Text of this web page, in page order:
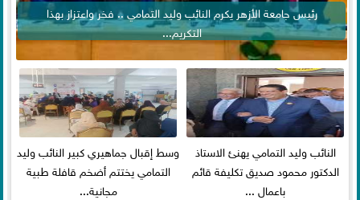
رئيس جامعة الأزهر يكرم النائب وليد التمامي .. فخر واعتزاز بهذا
التكريم...
النائب وليد التمامي يهنئ الاستاذ
الدكتور محمود صديق تكليفة قائم
باعمال ...
وسط إقبال جماهيري كبير النائب وليد
التمامي يختتم أضخم قافلة طبية
مجانية...